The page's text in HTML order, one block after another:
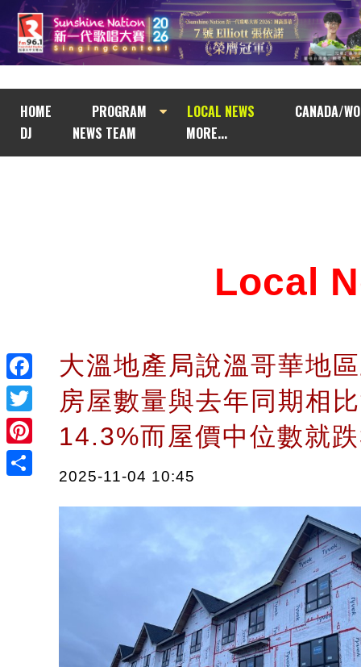
HOME PROGRAM LOCAL NEWS
CANADA/
DJ
NEWS TEAM MORE...
Facebook
Twitter
Pinterest
Local
大溫地產局說溫哥華地
房屋數量與去年同期相
14.3%而屋價中位數就
2025-11-04 10:45